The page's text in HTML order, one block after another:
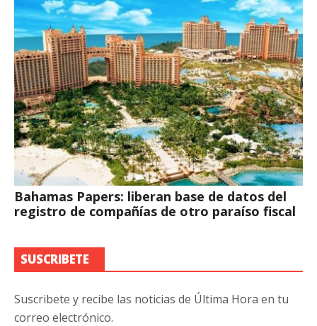
Bahamas Papers: liberan base de datos del
registro de compañías de otro paraíso fiscal
SUSCRIBETE
Suscribete y recibe las noticias de Última Hora en tu
correo electrónico.